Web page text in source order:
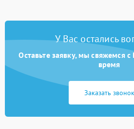
управления
плате
1000 ₽
Неисправность
2000 ₽
(USB, HDMI)
У Вас остались
Оставьте заявку, мы свяжемся
время
Заказать звонок